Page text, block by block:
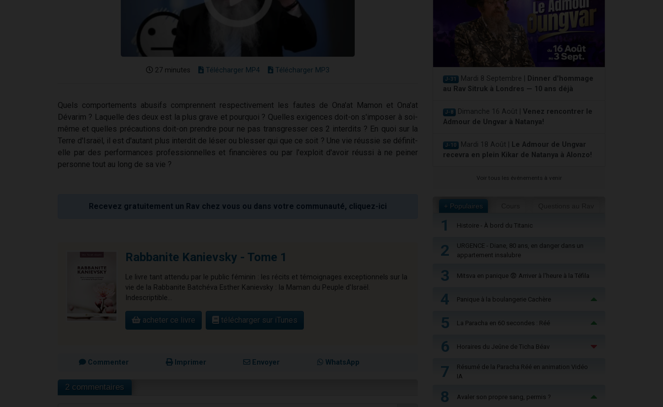
27 minutes Télécharger MP4 Télécharger MP3
Quels comportements abusifs comprennent respectivement les fautes de Ona'at Mamon et Ona'at
Dévarim ? Laquelle des deux est la plus grave et pourquoi ? Quelles exigences doit-on s'imposer à soi-
même et quelles précautions doit-on prendre pour ne pas transgresser ces 2 interdits ? En quoi sur la
Terre d'Israël, il est d'autant plus interdit de léser ou blesser qui que ce soit ? Une vie réussie se définit-
elle par des performances professionnelles et financières ou par l'exploit d'avoir réussi à ne peiner
personne tout au long de sa vie ?
Recevez gratuitement un Rav chez vous ou dans votre communauté, cliquez-ici
Rabbanite Kanievsky - Tome 1
Le livre tant attendu par le public féminin : les récits et témoignages exceptionnels sur la
vie de la Rabbanite Batchéva Esther Kanievsky : la Maman du Peuple d'Israël.
Indescriptible...
acheter ce livre télécharger sur iTunes
Commenter Imprimer Envoyer WhatsApp
2 commentaires
J-31 Mardi 8 Septembre |
Dinner d'hommage
au Rav Sitruk à Londres — 10 ans déjà
J-8 Dimanche 16 Août | Venez rencontrer le
Admour de Ungvar à Natanya!
J-10 Mardi 18 Août |
Le Admour de Ungvar
recevra en plein Kikar de Natanya à Alonzo!
Voir tous les événements à venir
+ Populaires
1 Histoire - À bord du Titanic
2
URGENCE - Diane, 80 ans, en danger dans un
appartement insalubre
3 Mitsva en panique 😨 Arriver à l'heure à la Téfila
4 Panique à la boulangerie Cachère
5 La Paracha en 60 secondes : Réé
6 Horaires du Jeûne de Ticha Béav
7
Résumé de la Paracha Réé en animation Vidéo
IA
8 Avaler son propre sang, permis ?